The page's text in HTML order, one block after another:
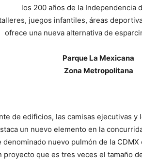
los 200 años de la Independencia
juegos infantiles, áreas
ofrece una nueva alternativa de
Parque La Mexicana
Zona Metropolitana
de edificios, las camisas ejecutivas y
un nuevo elemento en la
denominado nuevo pulmón de la
proyecto que es tres veces el tamaño